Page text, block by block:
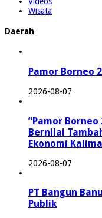
Wisata
Daerah
Pamor Borneo
2026-08-07
“Pamor
Bernilai
Ekonomi
2026-08-07
PT Bangun
Publik